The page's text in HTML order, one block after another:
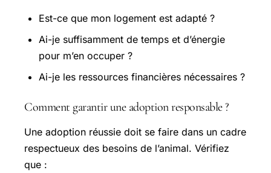
Est-ce que mon logement est adapté ?
Ai-je suffisamment de temps et d’énergie
pour m’en occuper ?
Ai-je les ressources financières nécessaires ?
Comment garantir une adoption responsable ?
Une adoption réussie doit se faire dans un cadre
respectueux des besoins de l’animal. Vérifiez
que :